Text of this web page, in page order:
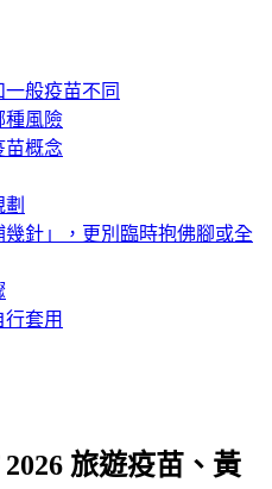
般疫苗不同
種風險
苗概念
針」，更別臨時抱佛腳或全
套用
旅遊疫苗、黃